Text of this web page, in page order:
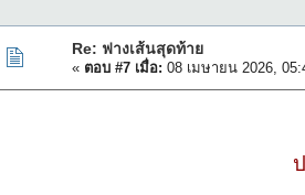
Re: ฟางเส้นสุดท้าย
« ตอบ #7 เมื่อ: 08 เมษายน 2026,